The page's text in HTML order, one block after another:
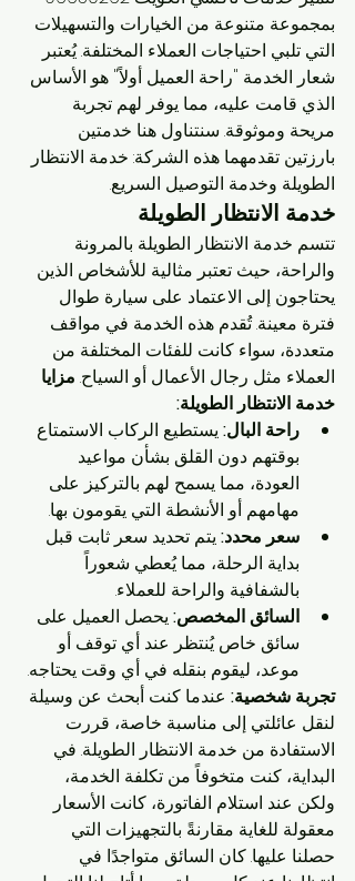
بمجموعة متنوعة من الخيارات والتسهيلات
التي تلبي احتياجات العملاء المختلفة. يُعتبر
شعار الخدمة "راحة العميل أولاً" هو الأساس
الذي قامت عليه، مما يوفر لهم تجربة
مريحة وموثوقة. سنتناول هنا خدمتين
بارزتين تقدمهما هذه الشركة: خدمة الانتظار
الطويلة وخدمة التوصيل السريع.
خدمة الانتظار الطويلة
تتسم خدمة الانتظار الطويلة بالمرونة
والراحة، حيث تعتبر مثالية للأشخاص الذين
يحتاجون إلى الاعتماد على سيارة طوال
فترة معينة. تُقدم هذه الخدمة في مواقف
متعددة، سواء كانت للفئات المختلفة من
العملاء مثل رجال الأعمال أو السياح. مزايا
خدمة الانتظار الطويلة:
راحة البال: يستطيع الركاب الاستمتاع
بوقتهم دون القلق بشأن مواعيد
العودة، مما يسمح لهم بالتركيز على
مهامهم أو الأنشطة التي يقومون بها.
سعر محدد: يتم تحديد سعر ثابت قبل
بداية الرحلة، مما يُعطي شعوراً
بالشفافية والراحة للعملاء.
السائق المخصص: يحصل العميل على
سائق خاص يُنتظر عند أي توقف أو
موعد، ليقوم بنقله في أي وقت يحتاجه.
تجربة شخصية: عندما كنت أبحث عن وسيلة
لنقل عائلتي إلى مناسبة خاصة، قررت
الاستفادة من خدمة الانتظار الطويلة. في
البداية، كنت متخوفاً من تكلفة الخدمة،
ولكن عند استلام الفاتورة، كانت الأسعار
معقولة للغاية مقارنةً بالتجهيزات التي
حصلنا عليها. كان السائق متواجدًا في